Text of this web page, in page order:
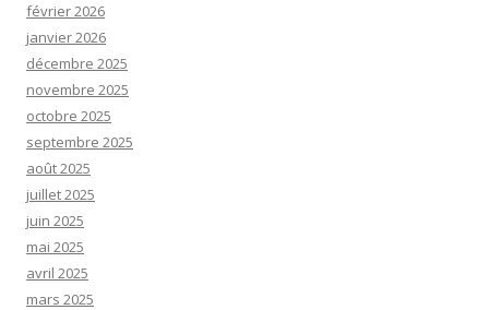
février 2026
janvier 2026
décembre 2025
novembre 2025
octobre 2025
septembre 2025
août 2025
juillet 2025
juin 2025
mai 2025
avril 2025
mars 2025